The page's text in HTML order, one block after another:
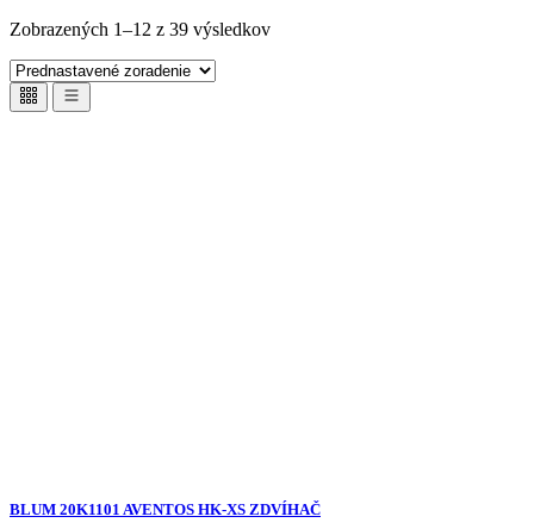
Zobrazených 1–12 z 39 výsledkov
BLUM 20K1101 AVENTOS HK-XS ZDVÍHAČ